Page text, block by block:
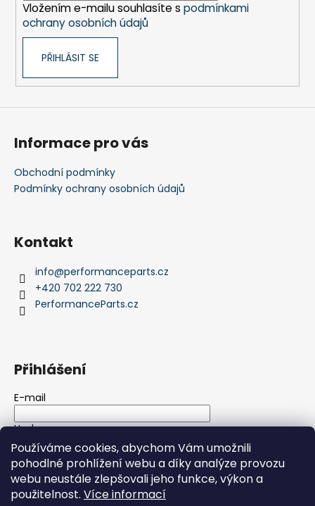
Používáme cookies, abychom Vám umožnili
pohodlné prohlížení webu a díky analýze provozu
webu neustále zlepšovali jeho funkce, výkon a
použitelnost. Více informací
Vložením e-mailu souhlasíte s podmínkami
ochrany osobních údajů
PŘIHLÁSIT SE
Informace pro vás
Obchodní podmínky
Podmínky ochrany osobních údajů
Kontakt
info@performanceparts.cz
+420 702 222 730
PerformanceParts.cz
Přihlášení
E-mail
Heslo
PŘIHLÁSIT SE
Nová registraceZapomenuté heslo